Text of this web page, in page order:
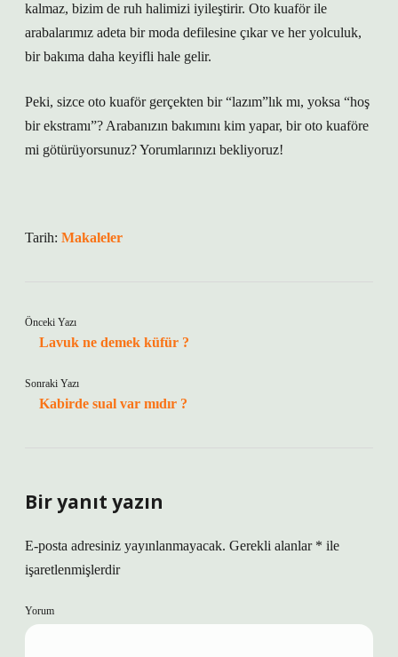
kalmaz, bizim de ruh halimizi iyileştirir. Oto kuaför ile
arabalarımız adeta bir moda defilesine çıkar ve her yolculuk,
bir bakıma daha keyifli hale gelir.
Peki, sizce oto kuaför gerçekten bir “lazım”lık mı, yoksa “hoş
bir ekstramı”? Arabanızın bakımını kim yapar, bir oto kuaföre
mi götürüyorsunuz? Yorumlarınızı bekliyoruz!
Tarih: Makaleler
Önceki Yazı
Lavuk ne demek küfür ?
Sonraki Yazı
Kabirde sual var mıdır ?
Bir yanıt yazın
E-posta adresiniz yayınlanmayacak. Gerekli alanlar * ile
işaretlenmişlerdir
Yorum